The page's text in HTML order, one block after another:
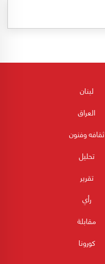
لبنان
العراق
ثقافه وفنون
تحليل
تقرير
رأي
مقابلة
كورونا